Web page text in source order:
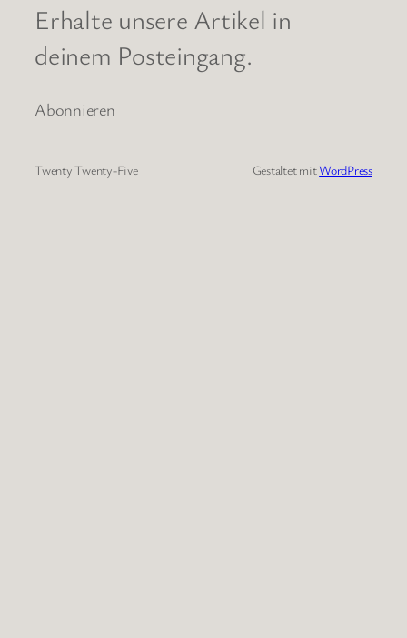
Erhalte unsere Artikel in
deinem Posteingang.
Abonnieren
Twenty Twenty-Five Gestaltet mitWordPress